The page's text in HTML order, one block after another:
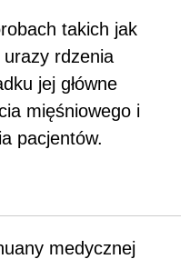
takich jak
rdzenia
jej główne
mięśniowego i
pacjentów.
medycznej